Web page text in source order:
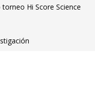
Hi Score Science